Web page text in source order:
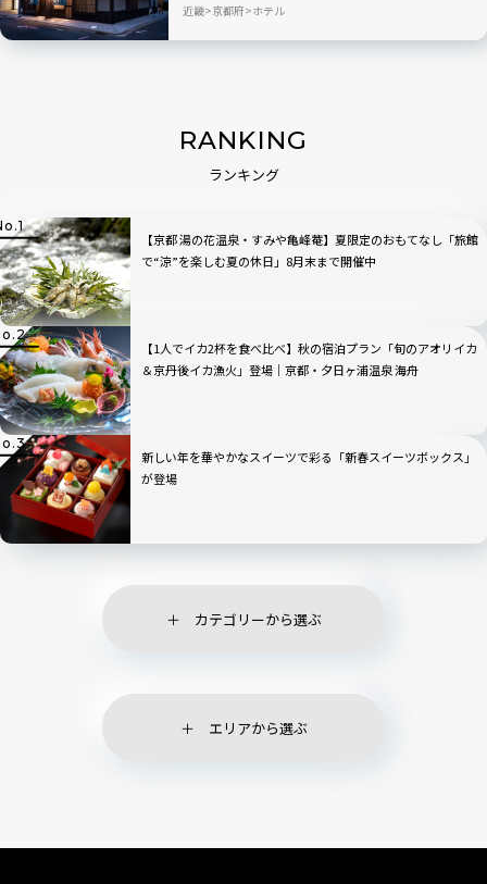
近畿 京都府 ホテル
RANKING
ランキング
【京都 湯の花温泉・すみや亀峰菴】夏限定のおもてなし「旅館
で“涼”を楽しむ夏の休日」8月末まで開催中
【1人でイカ2杯を食べ比べ】秋の宿泊プラン「旬のアオリイカ
＆京丹後イカ漁火」登場｜京都・夕日ヶ浦温泉 海舟
新しい年を華やかなスイーツで彩る「新春スイーツボックス」
が登場
カテゴリーから選ぶ
エリアから選ぶ